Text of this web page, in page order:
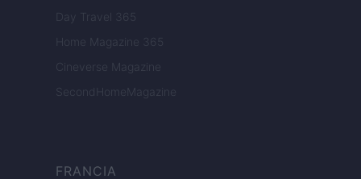
Day Travel 365
Home Magazine 365
Cineverse Magazine
SecondHomeMagazine
FRANCIA